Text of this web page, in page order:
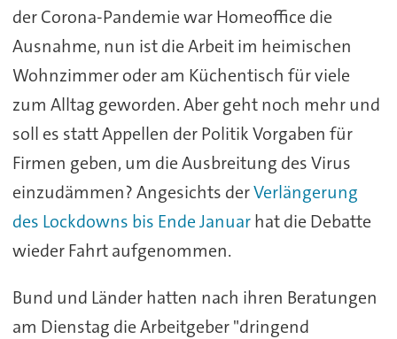
der Corona-Pandemie war Homeoffice die
Ausnahme, nun ist die Arbeit im heimischen
Wohnzimmer oder am Küchentisch für viele
zum Alltag geworden. Aber geht noch mehr und
soll es statt Appellen der Politik Vorgaben für
Firmen geben, um die Ausbreitung des Virus
einzudämmen? Angesichts derVerlängerung
des Lockdowns bis Ende Januarhat die Debatte
wieder Fahrt aufgenommen.
Bund und Länder hatten nach ihren Beratungen
am Dienstag die Arbeitgeber "dringend